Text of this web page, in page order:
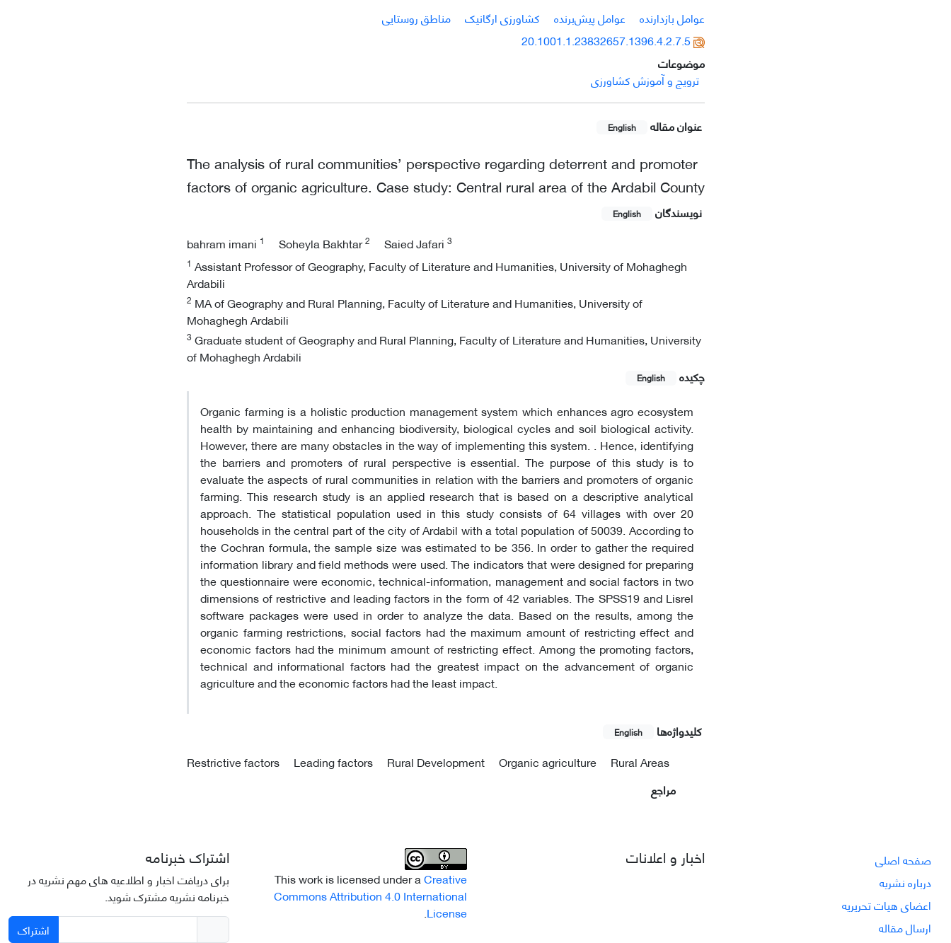
عوامل بازدارنده
عوامل پیش‌برنده کشاورزی ارگانیک
مناطق روستایی
20.1001.1.23832657.1396.4.2.7.5
موضوعات
ترویج و آموزش کشاورزی
عنوان مقاله English
The analysis of rural communities’ perspective regarding deterrent and promoter
factors of organic agriculture. Case study: Central rural area of the Ardabil County
نویسندگان English
bahram imani 1 Soheyla Bakhtar2 Saied Jafari 3
1 Assistant Professor of Geography, Faculty of Literature and Humanities, University of Mohaghegh
Ardabili
2 MA of Geography and Rural Planning, Faculty of Literature and Humanities, University of
Mohaghegh Ardabili
3 Graduate student of Geography and Rural Planning, Faculty of Literature and Humanities, University
of Mohaghegh Ardabili
چکیده
English
Organic farming is a holistic production management system which enhances agro ecosystem
health by maintaining and enhancing biodiversity, biological cycles and soil biological activity.
However, there are many obstacles in the way of implementing this system. . Hence, identifying
the barriers and promoters of rural perspective is essential. The purpose of this study is to
evaluate the aspects of rural communities in relation with the barriers and promoters of organic
farming. This research study is an applied research that is based on a descriptive analytical
approach. The statistical population used in this study consists of 64 villages with over 20
households in the central part of the city of Ardabil with a total population of 50039. According to
the Cochran formula, the sample size was estimated to be 356. In order to gather the required
information library and field methods were used. The indicators that were designed for preparing
the questionnaire were economic, technical-information, management and social factors in two
dimensions of restrictive and leading factors in the form of 42 variables. The SPSS19 and Lisrel
software packages were used in order to analyze the data. Based on the results, among the
organic farming restrictions, social factors had the maximum amount of restricting effect and
economic factors had the minimum amount of restricting effect. Among the promoting factors,
technical and informational factors had the greatest impact on the advancement of organic
agriculture and the economic factors had the least impact.
کلیدواژه‌ها English
Restrictive factors Leading factors Rural Development Organic agriculture
Rural Areas
مراجع
صفحه اصلی
درباره نشریه
اعضای هیات تحریریه
ارسال مقاله
اخبار و اعلانات
This work is licensed under aCreative
Commons Attribution 4.0 International
License
.
اشتراک خبرنامه
برای دریافت اخبار و اطلاعیه های مهم نشریه در
خبرنامه نشریه مشترک شوید.
اشتراک